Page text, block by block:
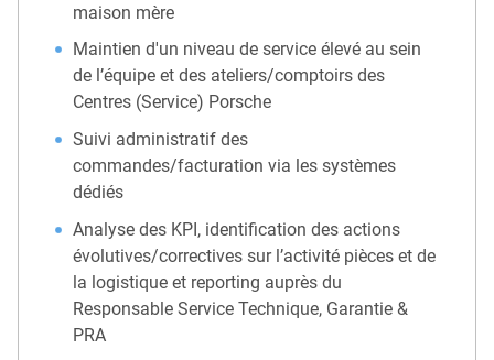
maison mère
Maintien d'un niveau de service élevé au sein
de l’équipe et des ateliers/comptoirs des
Centres (Service) Porsche
Suivi administratif des
commandes/facturation via les systèmes
dédiés
Analyse des KPI, identification des actions
évolutives/correctives sur l’activité pièces et de
la logistique et reporting auprès du
Responsable Service Technique, Garantie &
PRA